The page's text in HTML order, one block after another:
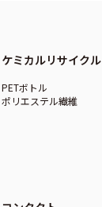
ケミカルリサイクル
PETボトル
ポリエステル繊維